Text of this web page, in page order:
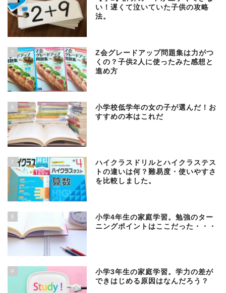
い！遅くて泣いていた子供の攻略
法。
5
Z会グレードアップ問題集は力がつ
くの？子供2人に使ったみた感想と
進め方
6
小学校低学年の女の子が選んだ！お
すすめの本はこれだ
7
ハイクラスドリルとハイクラステス
トの違いは何？難易度・使いやすさ
を比較しました。
8
小学4年生の家庭学習。勉強のター
ニングポイントはここだった・・・
9
小学3年生の家庭学習。学力の差が
できはじめる原因はなんだろう？